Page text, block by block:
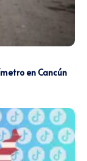
en Cancún